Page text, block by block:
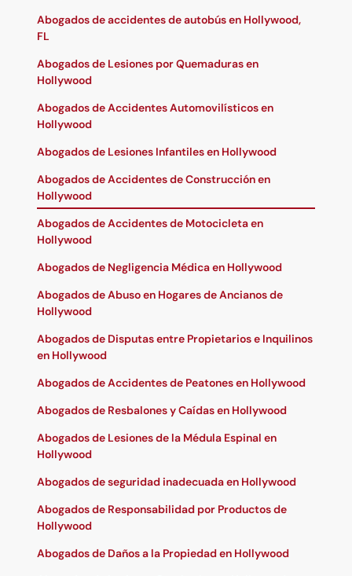
Abogados de accidentes de autobús en Hollywood,
FL
Abogados de Lesiones por Quemaduras en
Hollywood
Abogados de Accidentes Automovilísticos en
Hollywood
Abogados de Lesiones Infantiles en Hollywood
Abogados de Accidentes de Construcción en
Hollywood
Abogados de Accidentes de Motocicleta en
Hollywood
Abogados de Negligencia Médica en Hollywood
Abogados de Abuso en Hogares de Ancianos de
Hollywood
Abogados de Disputas entre Propietarios e Inquilinos
en Hollywood
Abogados de Accidentes de Peatones en Hollywood
Abogados de Resbalones y Caídas en Hollywood
Abogados de Lesiones de la Médula Espinal en
Hollywood
Abogados de seguridad inadecuada en Hollywood
Abogados de Responsabilidad por Productos de
Hollywood
Abogados de Daños a la Propiedad en Hollywood